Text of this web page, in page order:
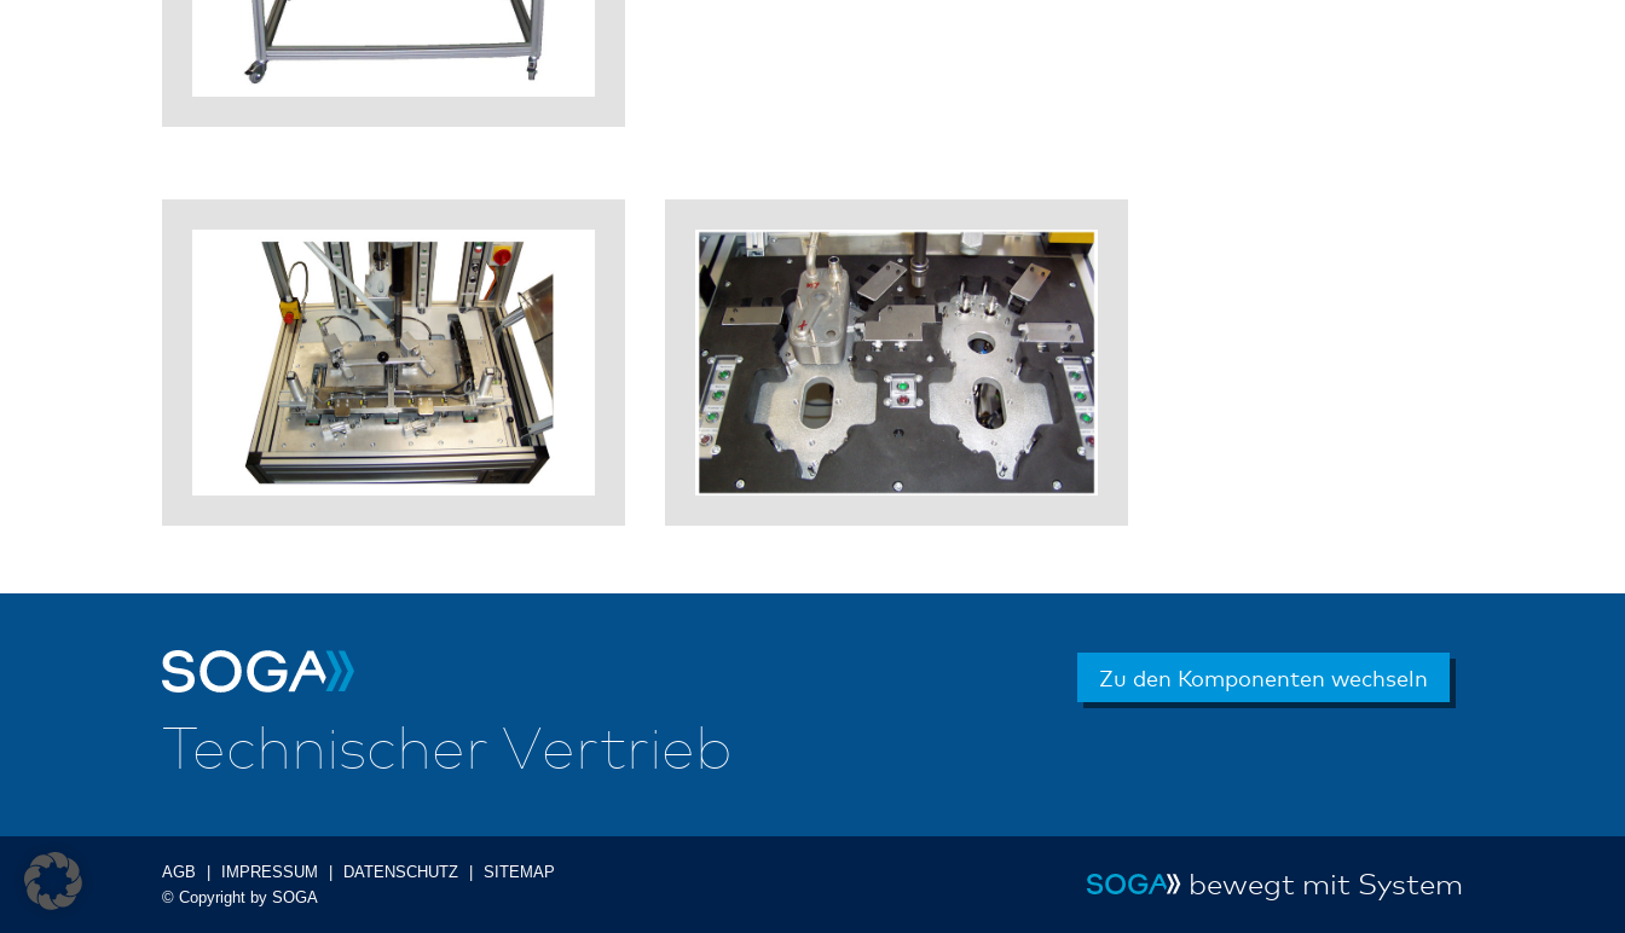
Tech­nisch­er Vertrieb
Zu den Komponenten wechseln
AGB IMPRESSUM DATENSCHUTZ
SITEMAP
© Copyright by SOGA
bewegt mit System